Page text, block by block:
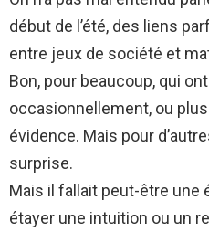
début de l’été, des liens
entre jeux de société et
Bon, pour beaucoup, qui
occasionnellement, ou
évidence. Mais pour
surprise.
Mais il fallait peut-être une
étayer une intuition ou un